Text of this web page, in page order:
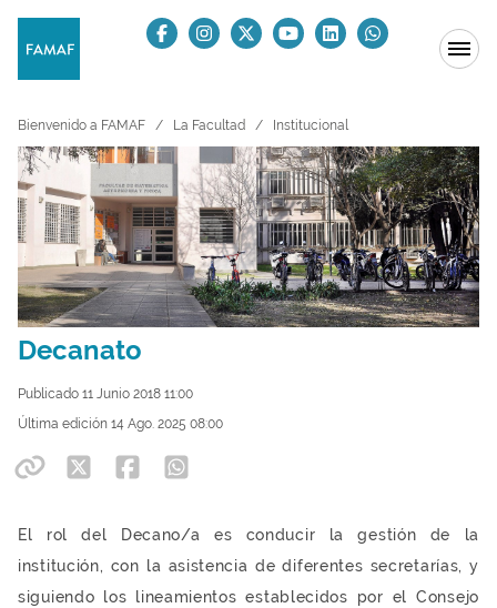
Bienvenido a FAMAF La Facultad Institucional
Decanato
Publicado 11 Junio 2018 11:00
Última edición 14 Ago. 2025 08:00
El rol del Decano/a es conducir la gestión de la
institución, con la asistencia de diferentes secretarías, y
siguiendo los lineamientos establecidos por el Consejo